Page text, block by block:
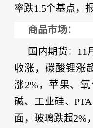
率跌1.5个基点，
商品市场：
国内期货： 11
收涨，碳酸锂涨
涨2%， 苹果、
碱、工业硅、
面，玻璃跌超2%